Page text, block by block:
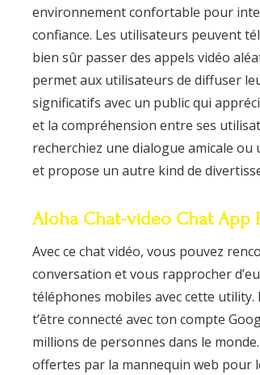
environnement confortable pour
confiance. Les utilisateurs peuvent
bien sûr passer des appels vidéo
permet aux utilisateurs de diffuser
significatifs avec un public qui
et la compréhension entre ses
recherchiez une dialogue amicale
et propose un autre kind de
Aloha Chat-video Chat App
Avec ce chat vidéo, vous pouvez
conversation et vous rapprocher
téléphones mobiles avec cette
t’être connecté avec ton compte
millions de personnes dans le
offertes par la mannequin web pour